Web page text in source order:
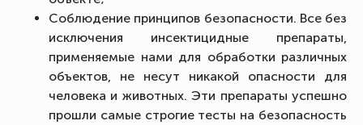
Соблюдение принципов безопасности. Все без
исключения инсектицидные препараты,
применяемые нами для обработки различных
объектов, не несут никакой опасности для
человека и животных. Эти препараты успешно
прошли самые строгие тесты на безопасность